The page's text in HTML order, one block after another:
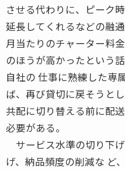
させる代わりに、ピーク
延長してくれるなどの融通
月当たりのチャーター料
のほうが高かったという話
自社の 仕事に熟練した専
ば、再び貸切に戻そうと
共配に切り替える前に配
必要がある。
サービス水準の切り下
げ、納品頻度の削減な ど